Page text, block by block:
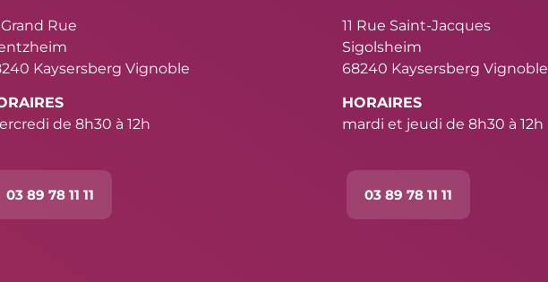
Grand Rue
Kaysersberg Vignoble
de 8h30 à 12h
03 89 78 11 11
11 Rue Saint-Jacques
Sigolsheim
68240 Kaysersberg Vignoble
HORAIRES
mardi et jeudi de 8h30 à 12h
03 89 78 11 11